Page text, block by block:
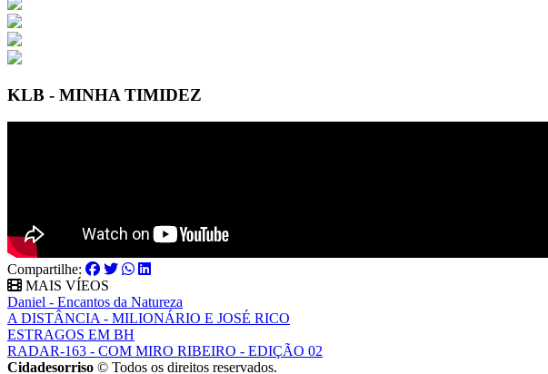
KLB - MINHA TIMIDEZ
Compartilhe:
MAIS VÍEOS
Daniel - Encantos da Natureza
A DISTÂNCIA - MILIONÁRIO E JOSÉ RICO
ESTRAGOS EM BH
RADAR-163 - COM MIRO RIBEIRO - EDIÇÃO 02
Cidadesorriso © Todos os direitos reservados.